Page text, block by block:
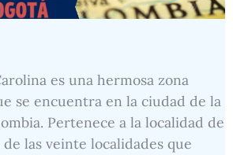
es una hermosa zona
se encuentra en la ciudad de la
Pertenece a la localidad de
de las veinte localidades que